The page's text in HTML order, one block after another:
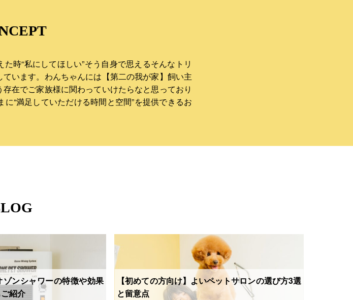
時“私にしてほしい”そう自身で思えるそんなトリ
います。わんちゃんには【第二の我が家】飼い主
在でご家族様に関わっていけたらなと思っており
“満足していただける時間と空間”を提供できるお
ンシャワーの特徴や効果
紹介
【初めての方向け】よいペットサロンの選び方3選
と留意点